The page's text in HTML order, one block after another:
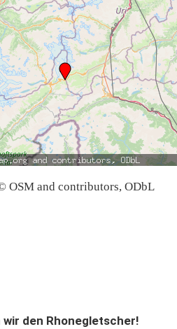
OSM and contributors, ODbL
den Rhonegletscher!